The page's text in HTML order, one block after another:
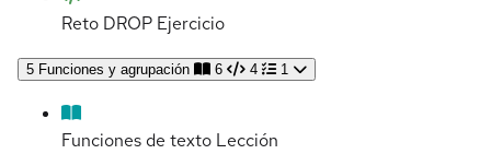
Reto DROP Ejercicio
5 Funciones y agrupación 6 4 1
Funciones de texto Lección